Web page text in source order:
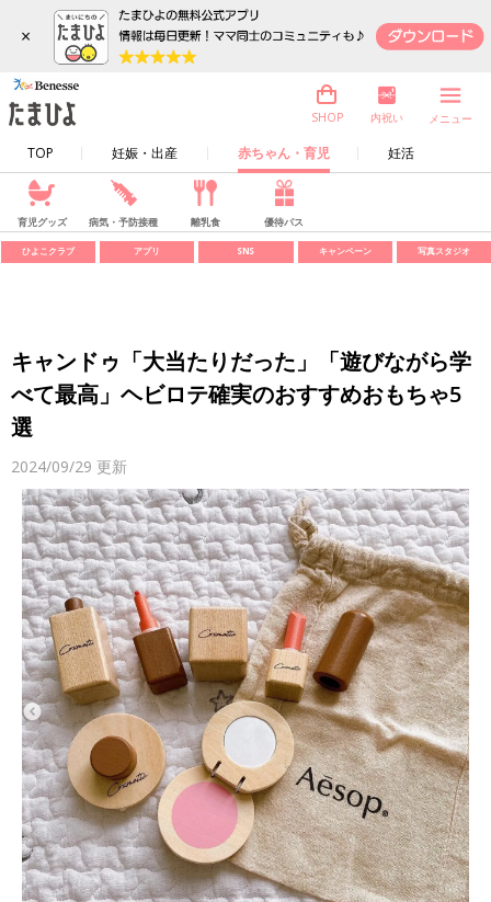
×
TOP 妊娠・出産 赤ちゃん・育児 妊活
SHOP 内祝い メニュー
育児グッズ 病気・予防接種 離乳食 優待パス
ひよこクラブ アプリ SNS キャンペーン 写真スタジオ
キャンドゥ「大当たりだった」「遊びながら学
べて最高」ヘビロテ確実のおすすめおもちゃ5
選
2024/09/29 更新